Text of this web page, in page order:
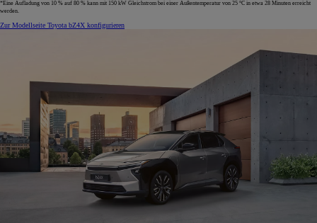
*Eine Aufladung von 10 % auf 80 % kann mit 150 kW Gleichstrom bei einer Außentemperatur von 25 °C in etwa 28 Minuten erreicht
werden.
Zur Modellseite Toyota bZ4X konfigurieren